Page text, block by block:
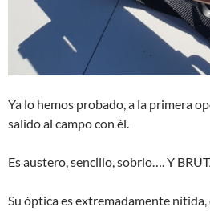
Ya lo hemos probado, a la primera
salido al campo con él.
Es austero, sencillo, sobrio…. Y
Su óptica es extremadamente